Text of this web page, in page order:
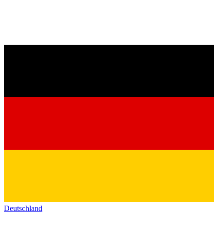
Deutschland